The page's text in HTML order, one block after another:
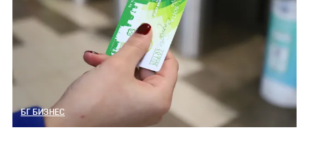
БГ БИЗНЕС